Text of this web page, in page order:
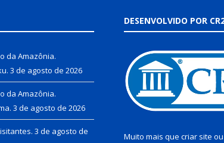
da Amazônia.
3 de agosto de 2026
da Amazônia.
3 de agosto de 2026
3 de agosto de
DESENVOLVIDO POR
Muito mais que criar site ou